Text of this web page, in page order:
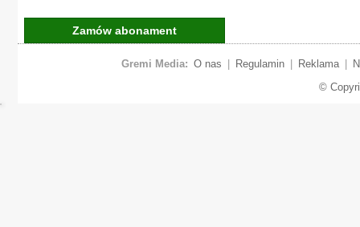
Zamów abonament
Gremi Media: O nas Regulamin Reklama
©